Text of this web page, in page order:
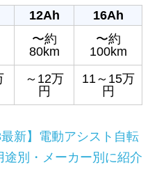
12Ah 16Ah
〜約
80km
〜約
100km
～12万
円
11～15万
円
最新】電動アシスト自転
別・メーカー別に紹介